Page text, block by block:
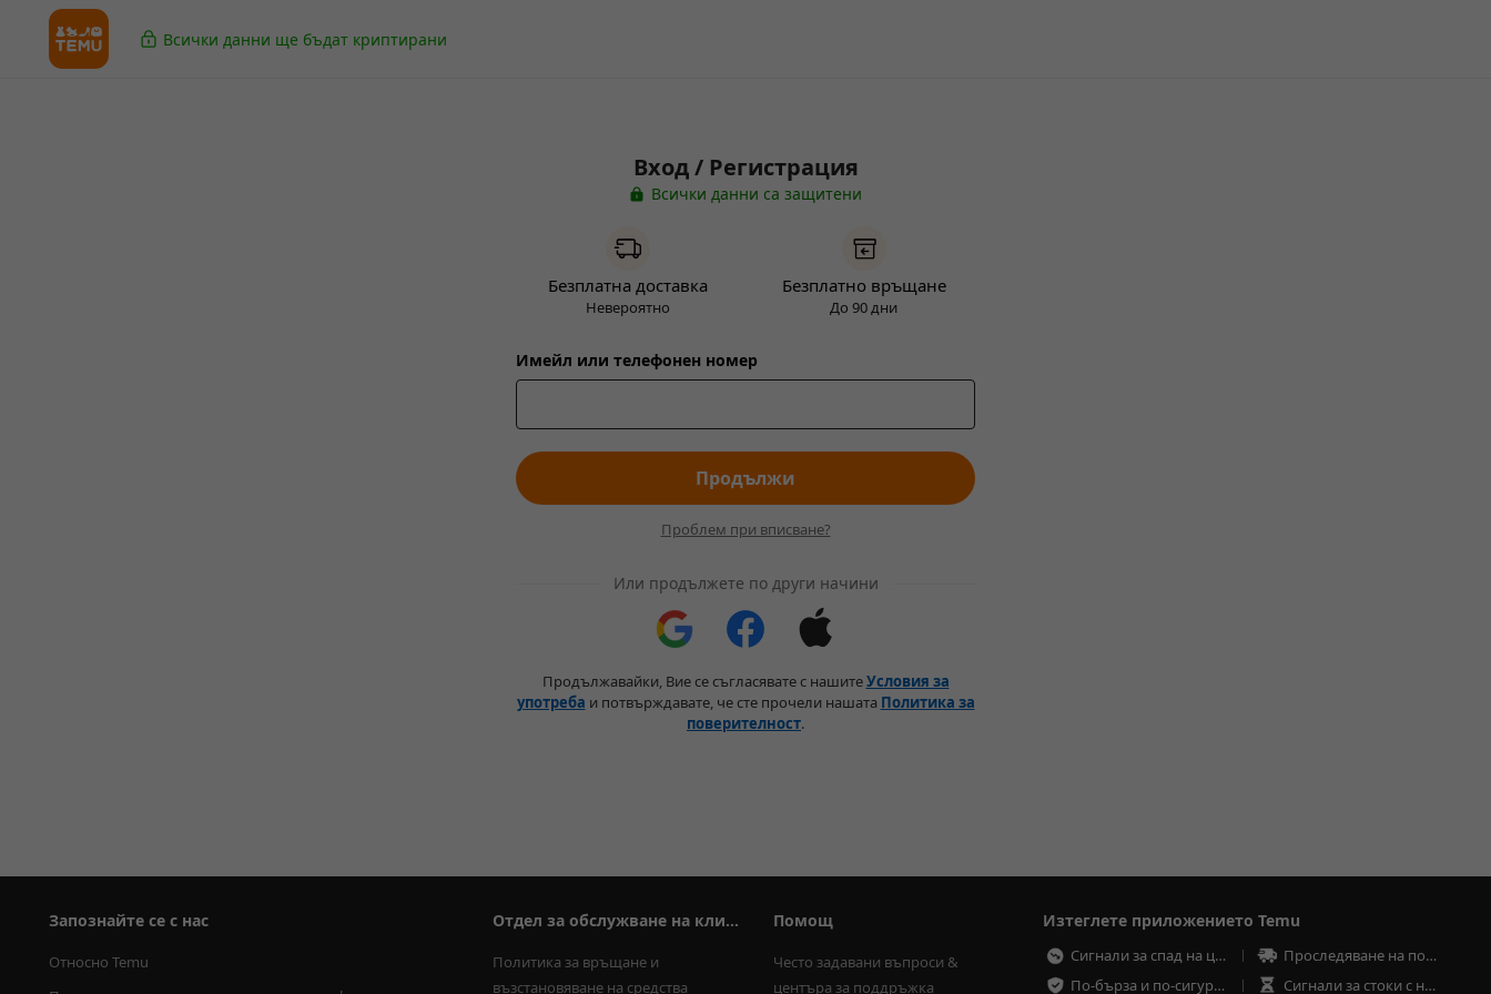
Всички данни ще бъдат криптирани
Вход / Регистрация
Всички данни са защитени
Безплатна доставка
Невероятно
Безплатно връщане
До 90 дни
Имейл или телефонен номер
Продължи
Проблем при вписване?
Или продължете по други начини
Продължавайки, Вие се съгласявате с нашитеУсловия за
употреба и потвърждавате, че сте прочели нашата Политика за
поверителност.
Запознайте се с нас
Относно Temu
Отдел за обслужване на клиенти
Политика за връщане и
възстановяване на средства
Помощ
Често задавани въпроси &
центъра за поддръжка
Изтеглете приложението Temu
Сигнали за спад на цените
Проследяване на поръчките по всяко време
По-бърза и по-сигурна регистрация
Сигнали за стоки с ниска наличност